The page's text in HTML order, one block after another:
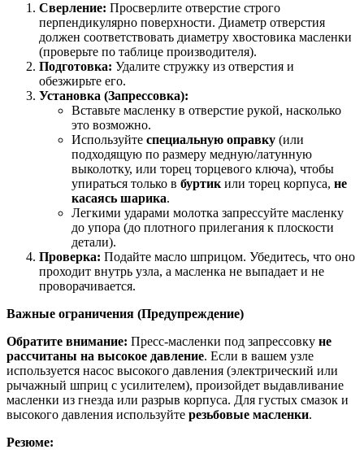
Сверление: Просверлите отверстие строго
перпендикулярно поверхности. Диаметр отверстия
должен соответствовать диаметру хвостовика масленки
(проверьте по таблице производителя).
Подготовка: Удалите стружку из отверстия и
обезжирьте его.
Установка (Запрессовка):
Вставьте масленку в отверстие рукой, насколько
это возможно.
Используйте специальную оправку (или
подходящую по размеру медную/латунную
выколотку, или торец торцевого ключа), чтобы
упираться только в буртик или торец корпуса, не
касаясь шарика.
Легкими ударами молотка запрессуйте масленку
до упора (до плотного прилегания к плоскости
детали).
Проверка: Подайте масло шприцом. Убедитесь, что оно
проходит внутрь узла, а масленка не выпадает и не
проворачивается.
Важные ограничения (Предупреждение)
Обратите внимание: Пресс-масленки под запрессовку не
рассчитаны на высокое давление. Если в вашем узле
используется насос высокого давления (электрический или
рычажный шприц с усилителем), произойдет выдавливание
масленки из гнезда или разрыв корпуса. Для густых смазок и
высокого давления используйте резьбовые масленки.
Резюме: